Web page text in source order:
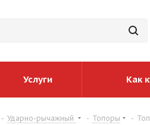
Услуги Как
- Ударно-рычажный - Топоры -